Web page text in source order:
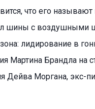
что его
шины с воздушными
лидирование в
Мартина Брандла на
Дейва Моргана, экс-